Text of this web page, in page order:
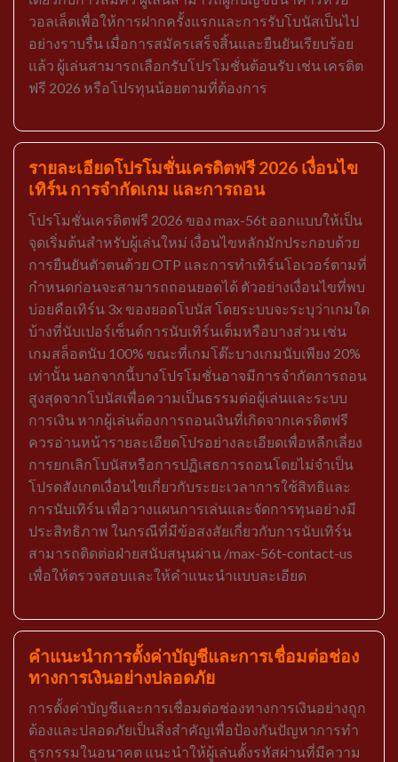
วอลเล็ตเพื่อให้การฝากครั้งแรกและการรับโบนัสเป็นไป
อย่างราบรื่น เมื่อการสมัครเสร็จสิ้นและยืนยันเรียบร้อย
แล้ว ผู้เล่นสามารถเลือกรับโปรโมชั่นต้อนรับ เช่น เครดิต
ฟรี 2026 หรือโปรทุนน้อยตามที่ต้องการ
รายละเอียดโปรโมชั่นเครดิตฟรี 2026 เงื่อนไข
เทิร์น การจำกัดเกม และการถอน
โปรโมชั่นเครดิตฟรี 2026 ของ max-56t ออกแบบให้เป็น
จุดเริ่มต้นสำหรับผู้เล่นใหม่ เงื่อนไขหลักมักประกอบด้วย
การยืนยันตัวตนด้วย OTP และการทำเทิร์นโอเวอร์ตามที่
กำหนดก่อนจะสามารถถอนยอดได้ ตัวอย่างเงื่อนไขที่พบ
บ่อยคือเทิร์น 3x ของยอดโบนัส โดยระบบจะระบุว่าเกมใด
บ้างที่นับเปอร์เซ็นต์การนับเทิร์นเต็มหรือบางส่วน เช่น
เกมสล็อตนับ 100% ขณะที่เกมโต๊ะบางเกมนับเพียง 20%
เท่านั้น นอกจากนี้บางโปรโมชั่นอาจมีการจำกัดการถอน
สูงสุดจากโบนัสเพื่อความเป็นธรรมต่อผู้เล่นและระบบ
การเงิน หากผู้เล่นต้องการถอนเงินที่เกิดจากเครดิตฟรี
ควรอ่านหน้ารายละเอียดโปรอย่างละเอียดเพื่อหลีกเลี่ยง
การยกเลิกโบนัสหรือการปฏิเสธการถอนโดยไม่จำเป็น
โปรดสังเกตเงื่อนไขเกี่ยวกับระยะเวลาการใช้สิทธิและ
การนับเทิร์น เพื่อวางแผนการเล่นและจัดการทุนอย่างมี
ประสิทธิภาพ ในกรณีที่มีข้อสงสัยเกี่ยวกับการนับเทิร์น
สามารถติดต่อฝ่ายสนับสนุนผ่าน /max-56t-contact-us
เพื่อให้ตรวจสอบและให้คำแนะนำแบบละเอียด
คำแนะนำการตั้งค่าบัญชีและการเชื่อมต่อช่อง
ทางการเงินอย่างปลอดภัย
การตั้งค่าบัญชีและการเชื่อมต่อช่องทางการเงินอย่างถูก
ต้องและปลอดภัยเป็นสิ่งสำคัญเพื่อป้องกันปัญหาการทำ
ธุรกรรมในอนาคต แนะนำให้ผู้เล่นตั้งรหัสผ่านที่มีความ